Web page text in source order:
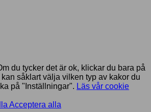
du tycker det är ok, klickar du bara på
såklart välja vilken typ av kakor du
på "Inställningar". Läs vår cookie
Acceptera alla